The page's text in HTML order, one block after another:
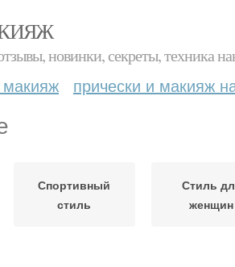
новинки, секреты, техника
макияж прически и макияж
Спортивный
стиль
Стиль
женщин